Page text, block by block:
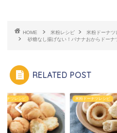
HOME 米粉レシピ
米粉ドーナツ
砂糖なし揚げない！バナナおからドーナ
RELATED POST
ーナツレシピ 米粉ドーナツレシピ